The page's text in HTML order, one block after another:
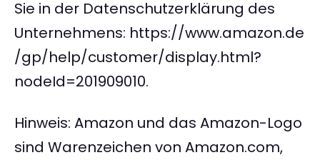
Sie in der Datenschutzerklärung des
Unternehmens: https://www.amazon.de
/gp/help/customer/display.html?
nodeId=201909010.
Hinweis: Amazon und das Amazon-Logo
sind Warenzeichen von Amazon.com,